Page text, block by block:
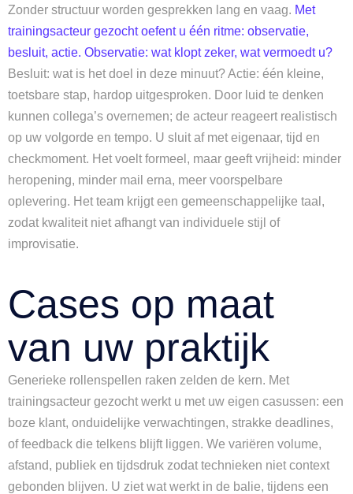
Zonder structuur worden gesprekken lang en vaag. Met
trainingsacteur gezocht oefent u één ritme: observatie,
besluit, actie. Observatie: wat klopt zeker, wat vermoedt u?
Besluit: wat is het doel in deze minuut? Actie: één kleine,
toetsbare stap, hardop uitgesproken. Door luid te denken
kunnen collega’s overnemen; de acteur reageert realistisch
op uw volgorde en tempo. U sluit af met eigenaar, tijd en
checkmoment. Het voelt formeel, maar geeft vrijheid: minder
heropening, minder mail erna, meer voorspelbare
oplevering. Het team krijgt een gemeenschappelijke taal,
zodat kwaliteit niet afhangt van individuele stijl of
improvisatie.
Cases op maat
van uw praktijk
Generieke rollenspellen raken zelden de kern. Met
trainingsacteur gezocht werkt u met uw eigen casussen: een
boze klant, onduidelijke verwachtingen, strakke deadlines,
of feedback die telkens blijft liggen. We variëren volume,
afstand, publiek en tijdsdruk zodat technieken niet context
gebonden blijven. U ziet wat werkt in de balie, tijdens een